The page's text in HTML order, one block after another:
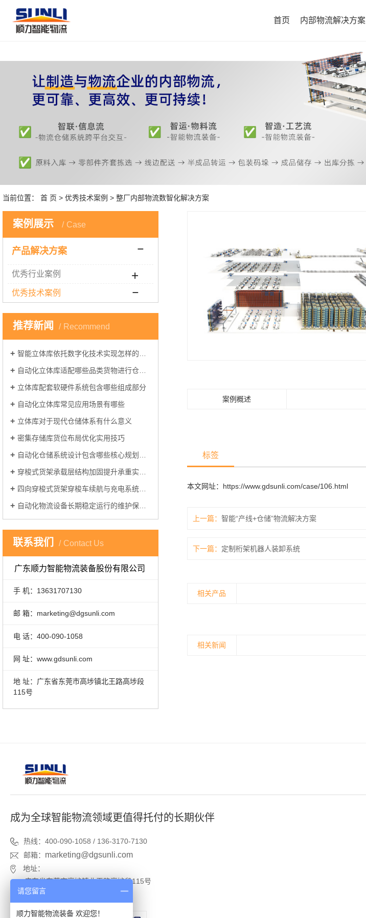
首页 内部物流解决方案
当前位置： 首 页 > 优秀技术案例 > 整厂内部物流数智化解决方案
案例展示 Case
产品解决方案
优秀行业案例
优秀技术案例
推荐新闻 Recommend
智能立体库依托数字化技术实现怎样的仓储管理
自动化立体库适配哪些品类货物进行仓储管理
立体库配套软硬件系统包含哪些组成部分
自动化立体库常见应用场景有哪些
立体库对于现代仓储体系有什么意义
密集存储库货位布局优化实用技巧
自动化仓储系统设计包含哪些核心规划环节
穿梭式货架承载层结构加固提升承重实操方案
四向穿梭式货架穿梭车续航与充电系统优化方案
自动化物流设备长期稳定运行的维护保养关键要点
联系我们 Contact Us
广东顺力智能物流装备股份有限公司
手 机：13631707130
邮 箱：marketing@dgsunli.com
电 话：400-090-1058
网 址：www.gdsunli.com
地 址：广东省东莞市高埗镇北王路高埗段
115号
案例概述
标签
本文网址： https://www.gdsunli.com/case/106.html
上一篇： 智能“产线+仓储”物流解决方案
下一篇： 定制桁架机器人装卸系统
相关产品
相关新闻
成为全球智能物流领域更值得托付的长期伙伴
热线：400-090-1058 / 136-3170-7130
邮箱： marketing@dgsunli.com
地址：
广东省东莞市高埗镇北王路高埗段115号
广东省东莞市高埗镇塘厦村工业区
请您留言
顺力智能物流装备 欢迎您！